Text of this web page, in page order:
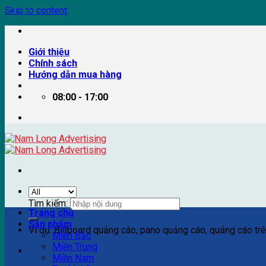
Skip to content
Giới thiệu
Chính sách
Hướng dẫn mua hàng
08:00 - 17:00
Tìm kiếm:
Ví dụ: Billboard quảng cáo, pano quảng cáo, quảng cáo
Trang chủ
Sản phẩm
Miền Bắc
Miền Trung
Miền Nam